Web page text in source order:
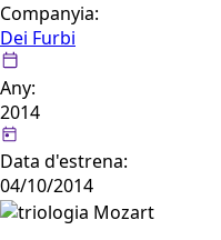
Companyia:
Dei Furbi
Any:
2014
Data d'estrena:
04/10/2014